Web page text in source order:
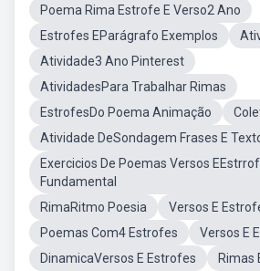
Poema Rima Estrofe E Verso2 Ano
Estrofes EParágrafo Exemplos
Atividade3 Ano Pinterest
AtividadesPara Trabalhar Rimas
EstrofesDo Poema Animação
Atividade DeSondagem Frases E
Exercicios De Poemas Versos
Fundamental
RimaRitmo Poesia
Versos E
Poemas Com4 Estrofes
Versos E
DinamicaVersos E Estrofes
Rimas